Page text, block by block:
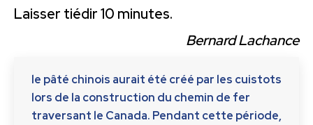
Laisser tiédir 10 minutes.
Bernard Lachance
le pâté chinois aurait été créé par les cuistots
lors de la construction du chemin de fer
traversant le Canada. Pendant cette période,